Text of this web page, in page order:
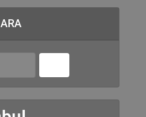
ARA